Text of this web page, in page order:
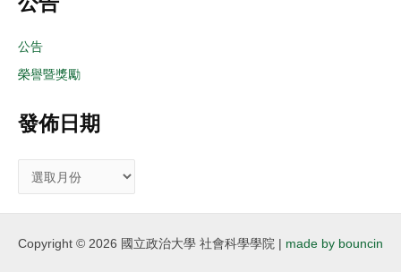
公告
榮譽暨獎勵
發佈日期
Copyright © 2026 國立政治大學 社會科學學院 | made by bouncin